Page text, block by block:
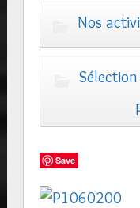
Nos
Save